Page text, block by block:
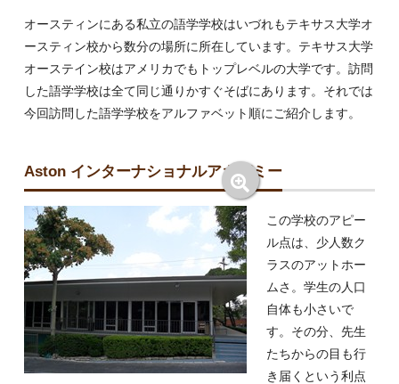
オースティンにある私立の語学学校はいづれもテキサス大学オ
ースティン校から数分の場所に所在しています。テキサス大学
オーステイン校はアメリカでもトップレベルの大学です。訪問
した語学学校は全て同じ通りかすぐそばにあります。それでは
今回訪問した語学学校をアルファベット順にご紹介します。
Aston インターナショナルアカデミー
この学校のアピー
ル点は、少人数ク
ラスのアットホー
ムさ。学生の人口
自体も小さいで
す。その分、先生
たちからの目も行
き届くという利点